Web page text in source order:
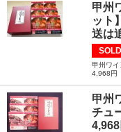
甲州
ット
送は
甲州ワ
4,968円
甲州
チュ
4,968